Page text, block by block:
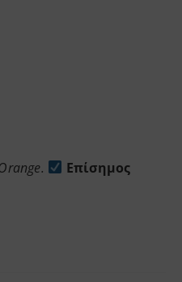
Επίσημος